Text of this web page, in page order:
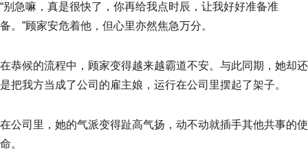
“别急嘛，真是很快了，你再给我点时辰，让我好好准备准
备。”顾家安危着他，但心里亦然焦急万分。
在恭候的流程中，顾家变得越来越霸道不安。与此同期，她却还
是把我方当成了公司的雇主娘，运行在公司里摆起了架子。
在公司里，她的气派变得趾高气扬，动不动就插手其他共事的使
命。